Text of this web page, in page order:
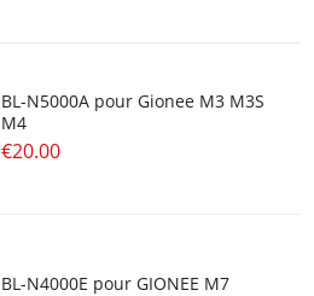
BL-N5000A pour Gionee M3 M3S
M4
€20.00
BL-N4000E pour GIONEE M7